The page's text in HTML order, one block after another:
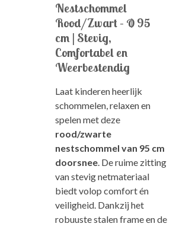
Nestschommel
Rood/Zwart – Ø 95
cm | Stevig,
Comfortabel en
Weerbestendig
Laat kinderen heerlijk
schommelen, relaxen en
spelen met deze
rood/zwarte
nestschommel van 95 cm
doorsnee. De ruime zitting
van stevig netmateriaal
biedt volop comfort én
veiligheid. Dankzij het
robuuste stalen frame en de